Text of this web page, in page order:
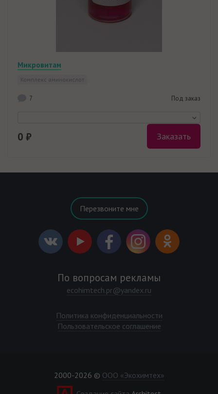
Микровитам
Комплекс аминокислот
7 Под заказ
0 ₽ Заказать
Перезвоните мне
По вопросам рекламы
ecohimtech.pr@yandex.ru
Политика конфиденциальности
Пользовательское соглашение
2000-2026 © ООО «Экохимтех»